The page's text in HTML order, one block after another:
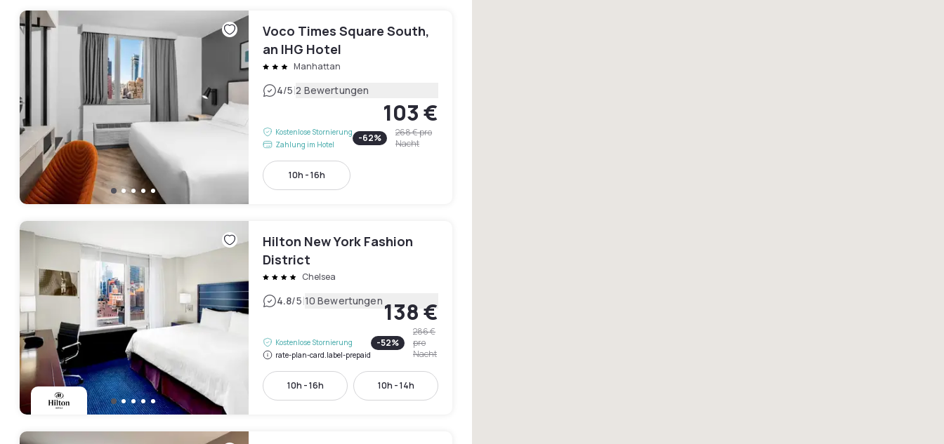
Voco Times Square South,
an IHG Hotel
Manhattan
4/5|2 Bewertungen
Kostenlose Stornierung
Zahlung im Hotel
103 €
-62% 268 €pro
Nacht
10h - 16h
Hilton New York Fashion
District
Chelsea
4.8/5|10 Bewertungen
Kostenlose Stornierung
rate-plan-card.label-prepaid
138 €
-52%
286 €
pro
Nacht
10h - 16h 10h - 14h